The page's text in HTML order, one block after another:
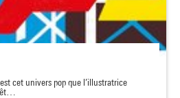
cet univers pop que l’illustratrice